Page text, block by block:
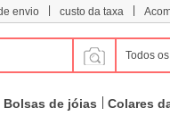
envio custo da taxa
Todos os
Bolsas de jóias Colares